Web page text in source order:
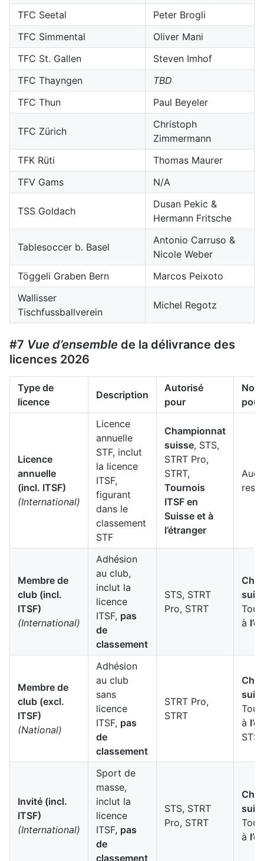
TFC Seetal
Peter Brogli
TFC Simmental
Oliver Mani
TFC St. Gallen
Steven Imhof
TFC Thayngen
TBD
TFC Thun
Paul Beyeler
TFC Zürich
Christoph
Zimmermann
TFK Rüti
Thomas Maurer
TFV Gams
N/A
TSS Goldach
Dusan Pekic &
Hermann Fritsche
Tablesoccer b. Basel
Antonio Carruso &
Nicole Weber
Töggeli Graben Bern
Marcos Peixoto
Wallisser
Tischfussballverein
Michel Regotz
#7 Vue d’ensemble de la délivrance des
licences 2026
Type de
licence
Description
Autorisé
pour
Non
pour
Licence
annuelle
(incl. ITSF)
(International)
Licence
annuelle
STF, inclut
la licence
ITSF,
figurant
dans le
classement
STF
Championnat
suisse, STS,
STRT Pro,
STRT,
Tournois
ITSF en
Suisse et à
l’étranger
Membre de
club (incl.
ITSF)
(International)
Adhésion
au club,
inclut la
licence
ITSF, pas
de
classement
STS, STRT
Pro, STRT
à
Membre de
club (excl.
ITSF)
(National)
Adhésion
au club
sans
licence
ITSF, pas
de
classement
STRT Pro,
STRT
à
STS
Invité (incl.
ITSF)
(International)
Sport de
masse,
inclut la
licence
ITSF, pas
de
classement
STS, STRT
Pro, STRT
à